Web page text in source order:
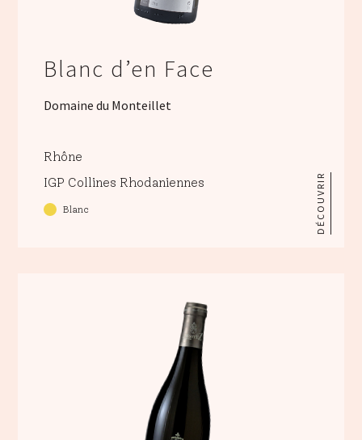
Blanc d’en Face
Domaine du Monteillet
Rhône
IGP Collines Rhodaniennes
Blanc DÉCOUVRIR